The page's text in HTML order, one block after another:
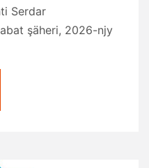
Serdar
şäheri, 2026-njy